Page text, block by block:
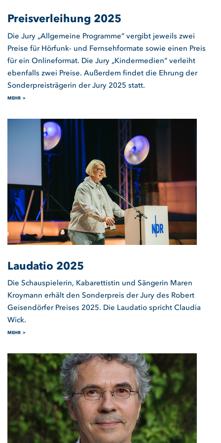
Preisverleihung 2025
Die Jury „Allgemeine Programme“ vergibt jeweils zwei
Preise für Hörfunk- und Fernsehformate sowie einen Preis
für ein Onlineformat. Die Jury „Kindermedien“ verleiht
ebenfalls zwei Preise. Außerdem findet die Ehrung der
Sonderpreisträgerin der Jury 2025 statt.
MEHR
Laudatio 2025
Die Schauspielerin, Kabarettistin und Sängerin Maren
Kroymann erhält den Sonderpreis der Jury des Robert
Geisendörfer Preises 2025. Die Laudatio spricht Claudia
Wick.
MEHR